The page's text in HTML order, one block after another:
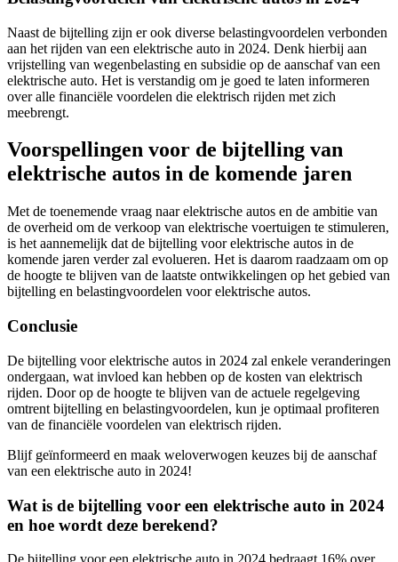
Naast de bijtelling zijn er ook diverse belastingvoordelen verbonden
aan het rijden van een elektrische auto in 2024. Denk hierbij aan
vrijstelling van wegenbelasting en subsidie op de aanschaf van een
elektrische auto. Het is verstandig om je goed te laten informeren
over alle financiële voordelen die elektrisch rijden met zich
meebrengt.
Voorspellingen voor de bijtelling van
elektrische autos in de komende jaren
Met de toenemende vraag naar elektrische autos en de ambitie van
de overheid om de verkoop van elektrische voertuigen te stimuleren,
is het aannemelijk dat de bijtelling voor elektrische autos in de
komende jaren verder zal evolueren. Het is daarom raadzaam om op
de hoogte te blijven van de laatste ontwikkelingen op het gebied van
bijtelling en belastingvoordelen voor elektrische autos.
Conclusie
De bijtelling voor elektrische autos in 2024 zal enkele veranderingen
ondergaan, wat invloed kan hebben op de kosten van elektrisch
rijden. Door op de hoogte te blijven van de actuele regelgeving
omtrent bijtelling en belastingvoordelen, kun je optimaal profiteren
van de financiële voordelen van elektrisch rijden.
Blijf geïnformeerd en maak weloverwogen keuzes bij de aanschaf
van een elektrische auto in 2024!
Wat is de bijtelling voor een elektrische auto in 2024
en hoe wordt deze berekend?